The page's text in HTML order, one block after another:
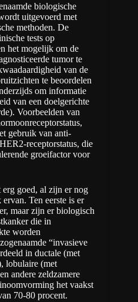
biologische
uitgevoerd met
methoden. De
tests op
het mogelijk om de
tumor te
van de
te beoordelen
om informatie
van een doelgerichte
Voorbeelden van
gebruik van anti-
receptorstatus, die
groeifactor voor
goed, al zijn er nog
Ten eerste is er
maar zijn er biologisch
die in
worden
“invasieve
in ductale (met
lobulaire (met
andere zeldzamere
het vaakst
70-80 procent.